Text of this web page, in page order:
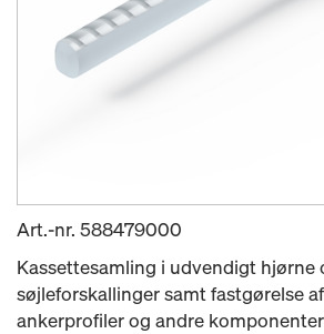
Art.-nr. 588479000
Kassettesamling i udvendigt hjørne
søjleforskallinger samt fastgørelse af
ankerprofiler og andre